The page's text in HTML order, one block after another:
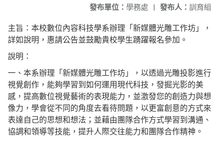
發布人： 訓育組
發布單位： 學務處 |
主旨：本校數位內容科技學系辦理「新媒體光雕工作坊」，
詳如說明，惠請公告並鼓勵貴校學生踴躍報名參加。
說明：
一、本系辦理「新媒體光雕工作坊」，以透過光雕投影進行
視覺創作，能夠學習到如何運用現代科技，發掘光影的美
感，提高數位視覺藝術的表現能力，並激發您的創造力與想
像力，學會從不同的角度去看待問題，以更富創意的方式來
表達自己的思想和想法；並藉由團隊合作方式學習到溝通、
協調和領導等技能，提升人際交往能力和團隊合作精神。